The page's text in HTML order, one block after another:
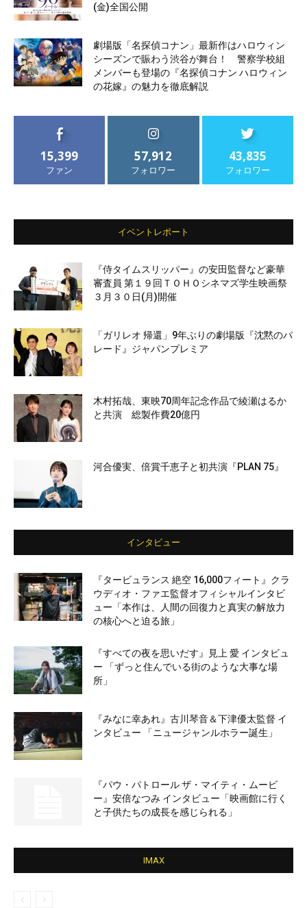
(金)全国公開
劇場版「名探偵コナン」最新作はハロウィン
シーズンで賑わう渋谷が舞台！ 警察学校組
メンバーも登場の『名探偵コナン ハロウィン
の花嫁』の魅力を徹底解説
15,399
ファン
57,912
フォロワー
43,835
フォロワー
イベントレポート
『侍タイムスリッパー』の安田監督など豪華
審査員 第１９回ＴＯＨＯシネマズ学生映画祭
３月３０日(月)開催
「ガリレオ 帰還」9年ぶりの劇場版『沈黙のパ
レード』ジャパンプレミア
木村拓哉、東映70周年記念作品で綾瀬はるか
と共演 総製作費20億円
河合優実、倍賞千恵子と初共演『PLAN 75』
インタビュー
『タービュランス 絶空 16,000フィート』クラ
ウディオ・ファエ監督オフィシャルインタビ
ュー「本作は、人間の回復力と真実の解放力
の核心へと迫る旅」
『すべての夜を思いだす』見上 愛 インタビュ
ー 「ずっと住んでいる街のような大事な場
所」
『みなに幸あれ』古川琴音＆下津優太監督 イ
ンタビュー 「ニュージャンルホラー誕生」
『パウ・パトロール ザ・マイティ・ムービ
ー』安倍なつみ インタビュー「映画館に行く
と子供たちの成長を感じられる」
IMAX